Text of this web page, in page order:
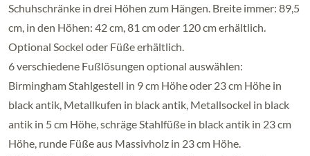
Schuhschränke in drei Höhen zum Hängen. Breite immer: 89,5
cm, in den Höhen: 42 cm, 81 cm oder 120 cm erhältlich.
Optional Sockel oder Füße erhältlich.
6 verschiedene Fußlösungen optional auswählen:
Birmingham Stahlgestell in 9 cm Höhe oder 23 cm Höhe in
black antik, Metallkufen in black antik, Metallsockel in black
antik in 5 cm Höhe, schräge Stahlfüße in black antik in 23 cm
Höhe, runde Füße aus Massivholz in 23 cm Höhe.